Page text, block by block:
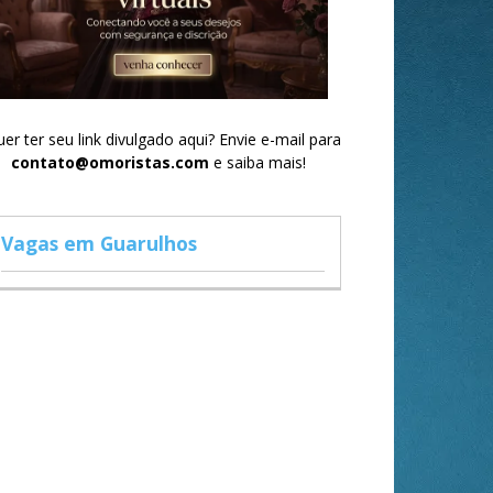
ter seu link divulgado aqui? Envie e-mail para
contato@omoristas.com e saiba mais!
Vagas em Guarulhos